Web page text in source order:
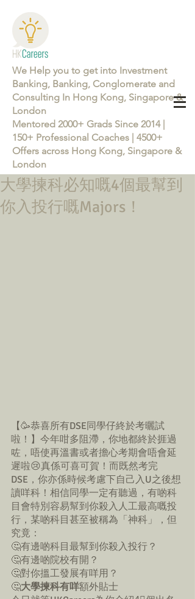
We Help you to get into Investment
Banking, Banking, Conglomerate and
Consulting In Hong Kong, Singapore &
London
Mentored 2000+ Grads Since 2014 |
150+ Professional Coaches | 4500+
Offers across Hong Kong, Singapore &
London
大學揀科必知嘅4個最幫到
你入投行嘅Majors！
【🥳恭喜所有DSE同學仔終於考曬試
啦！】今年咁多阻滯，你地都終於捱過
咗，唔使再溫書或者擔心考期會唔會延
遲啦😢真係可喜可賀！而既然考完
DSE，你亦係時候考慮下自己入U之後想
讀咩科！相信同學一定有聽過，有啲科
目會特別容易幫到你殺入人工最高嘅投
行，某啲科目甚至被稱為「神科」，但
究竟：
🤔有邊啲科目最幫到你殺入投行？
🤔有邊啲院校有開？
🤔對你搵工發展有咩用？
🤔大學揀科有咩額外貼士